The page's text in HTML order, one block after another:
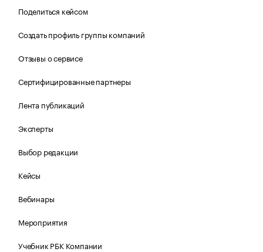
Поделиться кейсом
Создать профиль группы компаний
Отзывы о сервисе
Сертифицированные партнеры
Лента публикаций
Эксперты
Выбор редакции
Кейсы
Вебинары
Мероприятия
Учебник РБК Компании